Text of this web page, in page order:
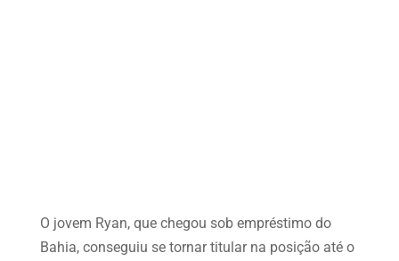
O jovem Ryan, que chegou sob empréstimo do
Bahia, conseguiu se tornar titular na posição até o